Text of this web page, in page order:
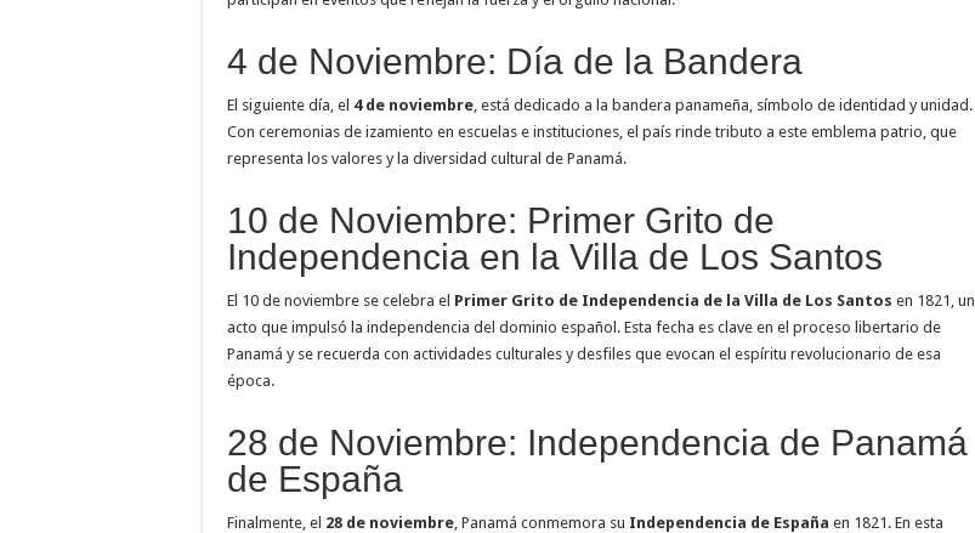
4 de Noviembre: Día de la Bandera
El siguiente día, el 4 de noviembre, está dedicado a la bandera panameña, símbolo de identidad y unidad.
Con ceremonias de izamiento en escuelas e instituciones, el país rinde tributo a este emblema patrio, que
representa los valores y la diversidad cultural de Panamá.
10 de Noviembre: Primer Grito de
Independencia en la Villa de Los Santos
El 10 de noviembre se celebra el Primer Grito de Independencia de la Villa de Los Santos en 1821, un
acto que impulsó la independencia del dominio español. Esta fecha es clave en el proceso libertario de
Panamá y se recuerda con actividades culturales y desfiles que evocan el espíritu revolucionario de esa
época.
28 de Noviembre: Independencia de Panamá
de España
Finalmente, el 28 de noviembre, Panamá conmemora su Independencia de España en 1821. En esta